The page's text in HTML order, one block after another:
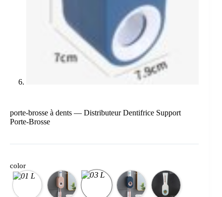
porte-brosse à dents — Distributeur Dentifrice Support
Porte-Brosse
color